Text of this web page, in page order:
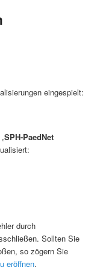
eingespielt:
SPH-PaedNet
durch
Sollten Sie
so zögern Sie
eröffnen.